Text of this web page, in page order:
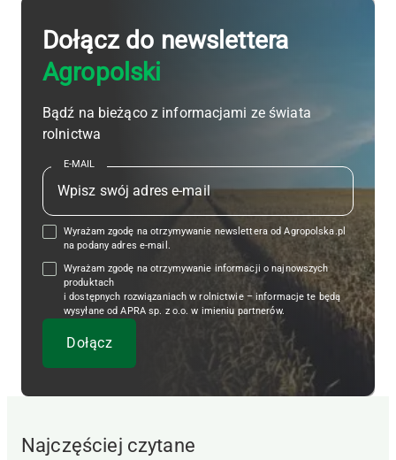
Dołącz do newslettera
Agropolski
Bądź na bieżąco z informacjami ze świata
rolnictwa
E-MAIL
Wyrażam zgodę na otrzymywanie newslettera od Agropolska.pl
na podany adres e-mail.
Wyrażam zgodę na otrzymywanie informacji o najnowszych
produktach
i dostępnych rozwiązaniach w rolnictwie – informacje te będą
wysyłane od APRA sp. z o.o. w imieniu partnerów.
Najczęściej czytane